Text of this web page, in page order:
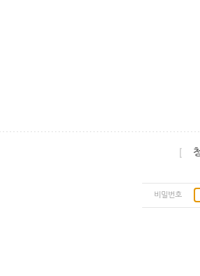
비밀번호